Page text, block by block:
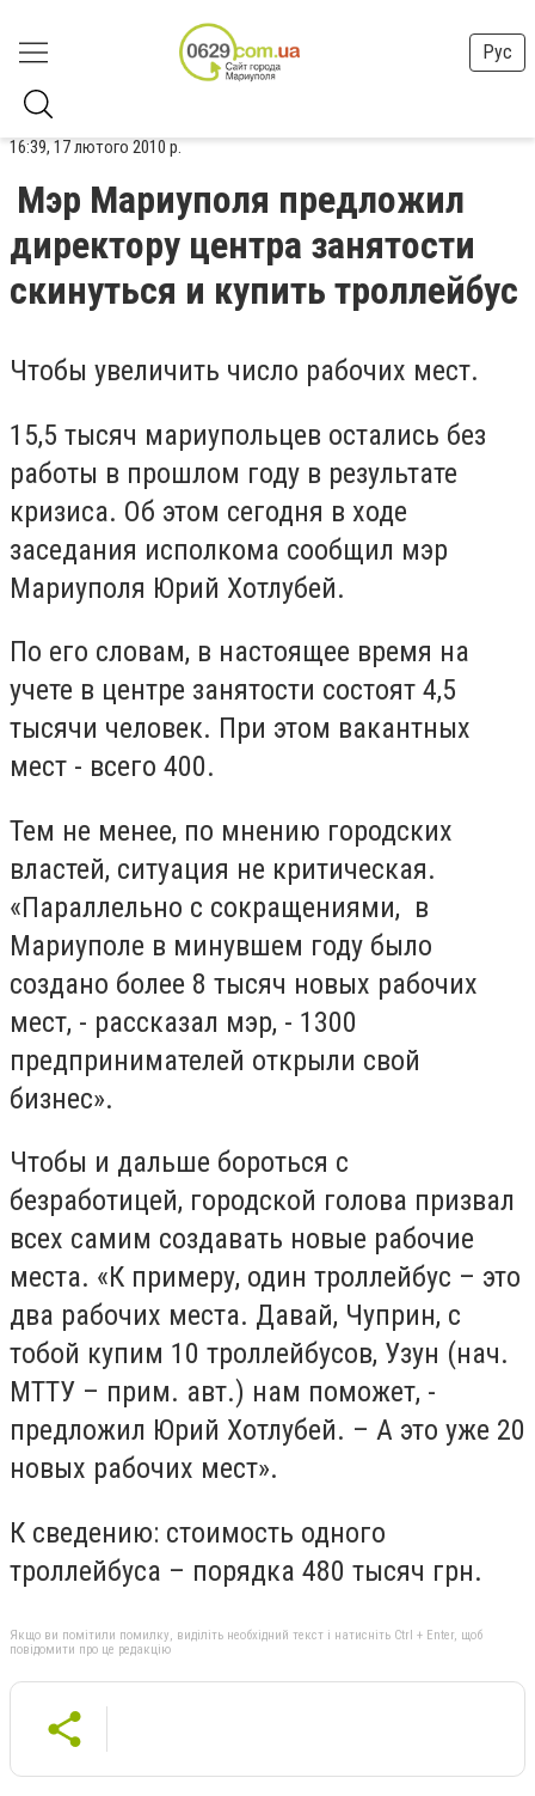
Рус
16:39, 17 лютого 2010 р.
Мэр Мариуполя предложил
директору центра занятости
скинуться и купить троллейбус
Чтобы увеличить число рабочих мест.
15,5 тысяч мариупольцев остались без
работы в прошлом году в результате
кризиса. Об этом сегодня в ходе
заседания исполкома сообщил мэр
Мариуполя Юрий Хотлубей.
По его словам, в настоящее время на
учете в центре занятости состоят 4,5
тысячи человек. При этом вакантных
мест - всего 400.
Тем не менее, по мнению городских
властей, ситуация не критическая.
«Параллельно с сокращениями, в
Мариуполе в минувшем году было
создано более 8 тысяч новых рабочих
мест, - рассказал мэр, - 1300
предпринимателей открыли свой
бизнес».
Чтобы и дальше бороться с
безработицей, городской голова призвал
всех самим создавать новые рабочие
места. «К примеру, один троллейбус – это
два рабочих места. Давай, Чуприн, с
тобой купим 10 троллейбусов, Узун (нач.
МТТУ – прим. авт.) нам поможет, -
предложил Юрий Хотлубей. – А это уже 20
новых рабочих мест».
К сведению: стоимость одного
троллейбуса – порядка 480 тысяч грн.
Якщо ви помітили помилку, виділіть необхідний текст і натисніть Ctrl + Enter, щоб
повідомити про це редакцію